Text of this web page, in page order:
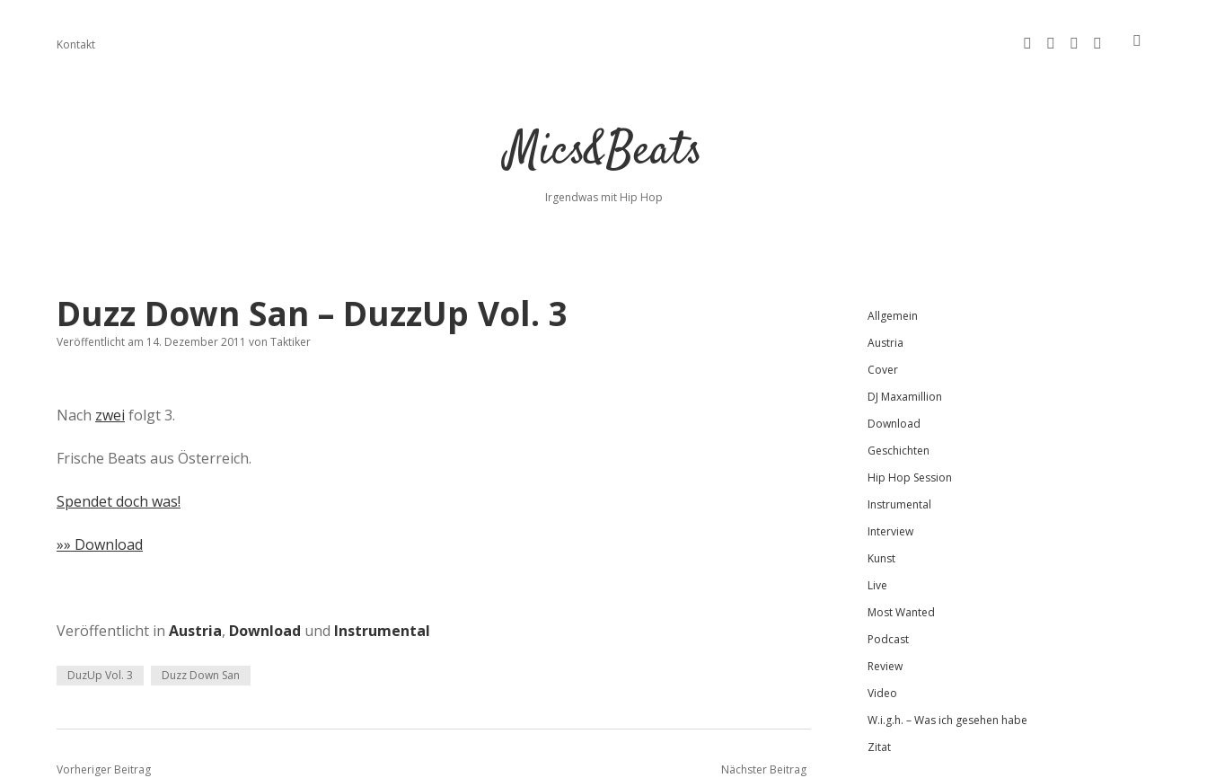
Kontakt facebookinstagrambandcamp
spotify
Mics&Beats
Irgendwas mit Hip Hop
Duzz Down San – DuzzUp Vol. 3
Veröffentlicht am 14. Dezember 2011 von Taktiker
Nach zwei folgt 3.
Frische Beats aus Österreich.
Spendet doch was!
»» Download
Veröffentlicht in Austria, Download und Instrumental
DuzUp Vol. 3 Duzz Down San
Vorheriger Beitrag Nächster Beitrag
Sidebar
Allgemein
Austria
Cover
DJ Maxamillion
Download
Geschichten
Hip Hop Session
Instrumental
Interview
Kunst
Live
Most Wanted
Podcast
Review
Video
W.i.g.h. – Was ich gesehen habe
Zitat